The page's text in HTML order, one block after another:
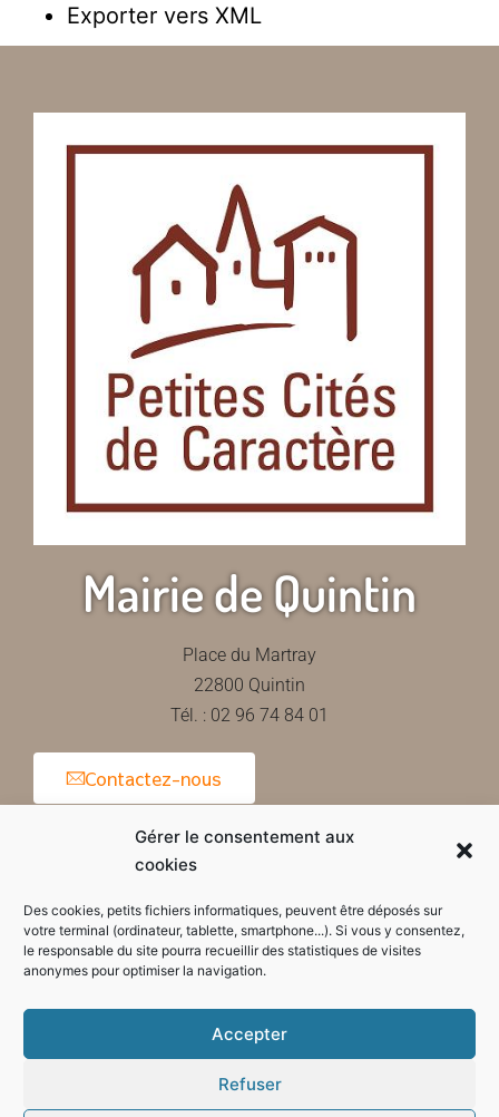
Gérer le consentement aux
cookies
Des cookies, petits fichiers informatiques, peuvent être déposés sur
votre terminal (ordinateur, tablette, smartphone...). Si vous y consentez,
le responsable du site pourra recueillir des statistiques de visites
anonymes pour optimiser la navigation.
Accepter
Refuser
Exporter vers XML
Mairie de Quintin
Place du Martray
22800 Quintin
Tél. : 02 96 74 84 01
Contactez-nous
Horaires d'ouverture de la mairie